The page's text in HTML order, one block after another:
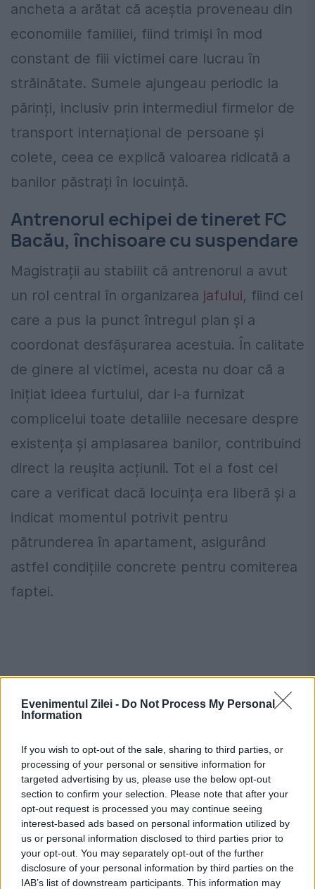
Evenimentul Zilei - Do Not Process My Personal
Information
If you wish to opt-out of the sale, sharing to third parties, or
processing of your personal or sensitive information for
targeted advertising by us, please use the below opt-out
section to confirm your selection. Please note that after your
opt-out request is processed you may continue seeing
interest-based ads based on personal information utilized by
us or personal information disclosed to third parties prior to
your opt-out. You may separately opt-out of the further
disclosure of your personal information by third parties on the
IAB’s list of downstream participants. This information may
ancheta a arătat că aceștia proveneau din
economiile familiei, fiind trimiși în mod
constant de fiii victimei care lucrau în
străinătate. Sumele ajungeau periodic la
părinți, inclusiv prin intermediul firmelor de
transport internațional de persoane și
colete, ceea ce explică valoarea ridicată a
banilor păstrați în locuință.
Antrenorul echipei de tineret FC
Bacău, închisoare cu suspendare
Magistrații au stabilit că antrenorul a avut
un rol central în organizarea jafului, fiind cel
care a pus la punct întregul plan și a
coordonat desfășurarea acestuia. În calitate
de ginere al victimei, acesta nu doar că a
inițiat ideea furtului, dar i-a furnizat
complicelui toate detaliile necesare despre
existența și amplasarea banilor, contribuind
direct la reușita acțiunii. Tot el a fost cel
care a verificat dacă locuința era liberă și a
indicat momentul potrivit pentru
pătrunderea în apartament, asigurând
astfel condițiile concrete pentru comiterea
faptei.
În final, Judecătoria Bacău a decis
condamnarea lui Georgian Bordeanu la 2
ani și 6 luni de închisoare cu suspendare,
precum și obligarea acestuia la plata unor